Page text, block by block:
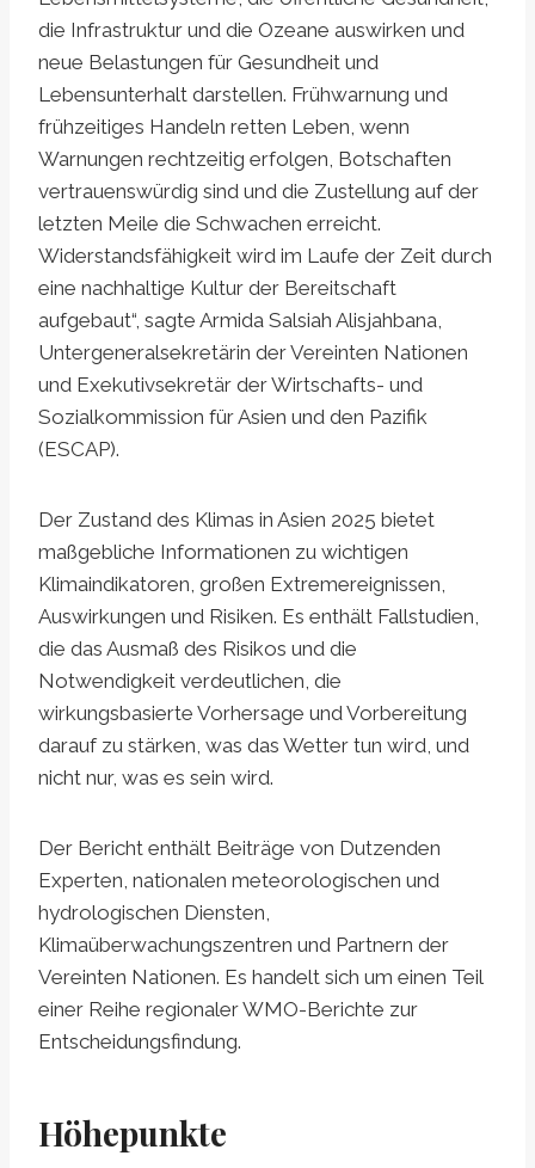
die Infrastruktur und die Ozeane auswirken und
neue Belastungen für Gesundheit und
Lebensunterhalt darstellen. Frühwarnung und
frühzeitiges Handeln retten Leben, wenn
Warnungen rechtzeitig erfolgen, Botschaften
vertrauenswürdig sind und die Zustellung auf der
letzten Meile die Schwachen erreicht.
Widerstandsfähigkeit wird im Laufe der Zeit durch
eine nachhaltige Kultur der Bereitschaft
aufgebaut“, sagte Armida Salsiah Alisjahbana,
Untergeneralsekretärin der Vereinten Nationen
und Exekutivsekretär der Wirtschafts- und
Sozialkommission für Asien und den Pazifik
(ESCAP).
Der Zustand des Klimas in Asien 2025 bietet
maßgebliche Informationen zu wichtigen
Klimaindikatoren, großen Extremereignissen,
Auswirkungen und Risiken. Es enthält Fallstudien,
die das Ausmaß des Risikos und die
Notwendigkeit verdeutlichen, die
wirkungsbasierte Vorhersage und Vorbereitung
darauf zu stärken, was das Wetter tun wird, und
nicht nur, was es sein wird.
Der Bericht enthält Beiträge von Dutzenden
Experten, nationalen meteorologischen und
hydrologischen Diensten,
Klimaüberwachungszentren und Partnern der
Vereinten Nationen. Es handelt sich um einen Teil
einer Reihe regionaler WMO-Berichte zur
Entscheidungsfindung.
Höhepunkte